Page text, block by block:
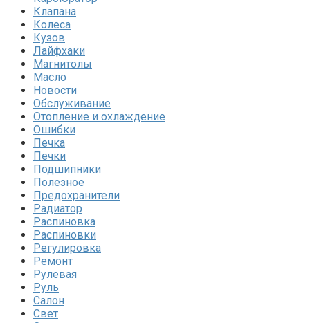
Клапана
Колеса
Кузов
Лайфхаки
Магнитолы
Масло
Новости
Обслуживание
Отопление и охлаждение
Ошибки
Печка
Печки
Подшипники
Полезное
Предохранители
Радиатор
Распиновка
Распиновки
Регулировка
Ремонт
Рулевая
Руль
Салон
Свет